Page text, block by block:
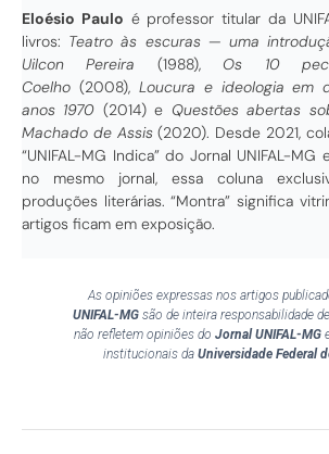
Eloésio Paulo é professor titular da
livros: Teatro às escuras — uma
Uilcon Pereira (1988), Os 10
Coelho (2008), Loucura e ideologia em
anos 1970 (2014) e Questões abertas
Machado de Assis(2020). Desde 2021,
“UNIFAL-MG Indica” do Jornal UNIFAL-MG
no mesmo jornal, essa coluna
produções literárias. “Montra” significa
artigos ficam em exposição.
As opiniões expressas nos artigos
UNIFAL-MGsão de inteira responsabilidade
não refletem opiniões do Jornal UNIFAL-MG
institucionais da Universidade Federal